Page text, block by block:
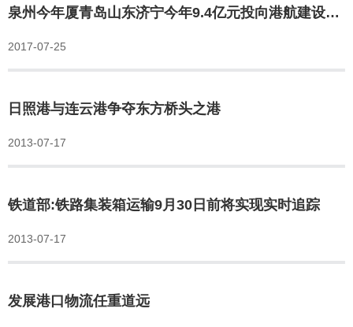
泉州今年厦青岛山东济宁今年9.4亿元投向港航建设港
首接中远欧洲轮万标箱大船中国港口集装箱吞吐量1-2
月增速回落门三区综合保税港区年中将亮相争取设立
2017-07-25
日照港与连云港争夺东方桥头之港
2013-07-17
铁道部:铁路集装箱运输9月30日前将实现实时追踪
2013-07-17
发展港口物流任重道远